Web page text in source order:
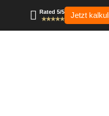
Rated 5/5
✭✭✭✭✭
Jetzt